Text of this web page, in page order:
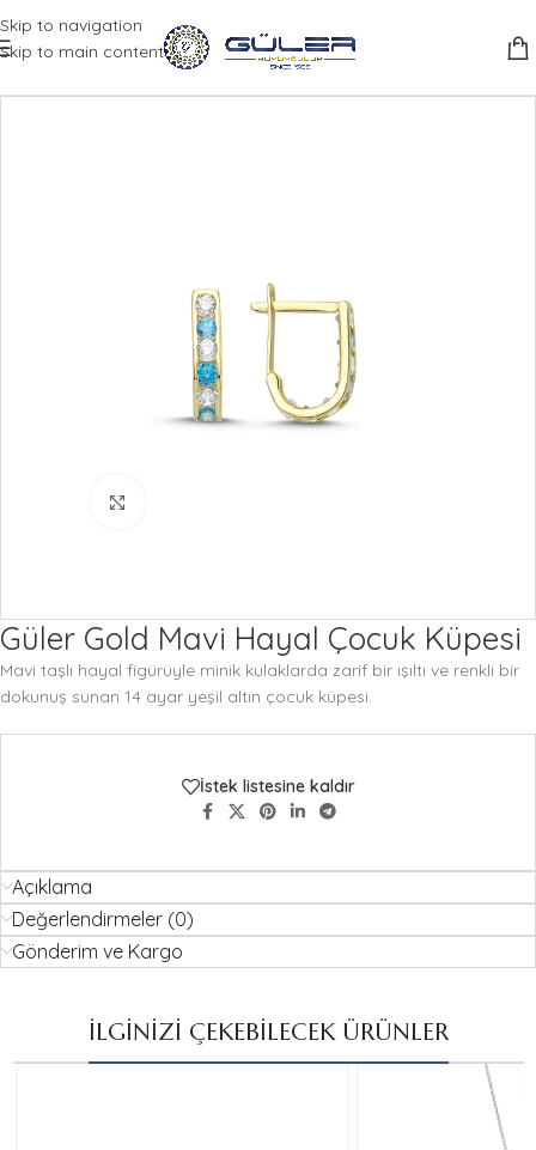
Skip to navigation
Skip to main content
Güler Gold Mavi Hayal Çocuk Küpesi
Mavi taşlı hayal figürüyle minik kulaklarda zarif bir ışıltı ve renkli bir
dokunuş sunan 14 ayar yeşil altın çocuk küpesi.
İstek listesine kaldır
Açıklama
Değerlendirmeler (0)
Gönderim ve Kargo
İLGİNİZİ ÇEKEBİLECEK ÜRÜNLER